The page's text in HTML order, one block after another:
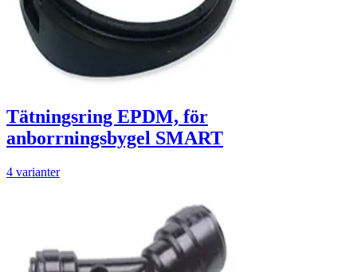
Tätningsring EPDM, för
anborrningsbygel SMART
4 varianter